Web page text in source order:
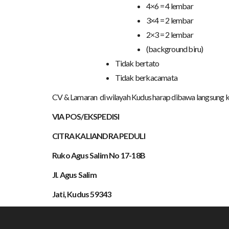
4×6 = 4 lembar
3×4 = 2 lembar
2×3 = 2 lembar
(background biru)
Tidak bertato
Tidak berkacamata
CV & Lamaran di wilayah Kudus harap dibawa langsung
VIA POS/EKSPEDISI
CITRA KALIANDRA PEDULI
Ruko Agus Salim No 17-18B
Jl. Agus Salim
Jati, Kudus 59343